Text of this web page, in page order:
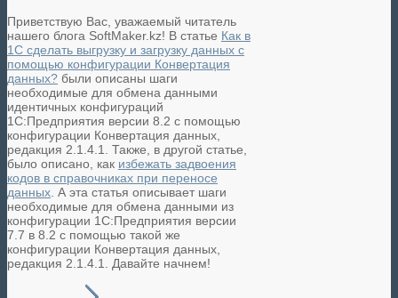
Приветствую Вас, уважаемый читатель
нашего блога SoftMaker.kz! В статье Как в
1С сделать выгрузку и загрузку данных с
помощью конфигурации Конвертация
данных? были описаны шаги
необходимые для обмена данными
идентичных конфигураций
1С:Предприятия версии 8.2 с помощью
конфигурации Конвертация данных,
редакция 2.1.4.1. Также, в другой статье,
было описано, как избежать задвоения
кодов в справочниках при переносе
данных . А эта статья описывает шаги
необходимые для обмена данными из
конфигурации 1С:Предприятия версии
7.7 в 8.2 с помощью такой же
конфигурации Конвертация данных,
редакция 2.1.4.1. Давайте начнем!